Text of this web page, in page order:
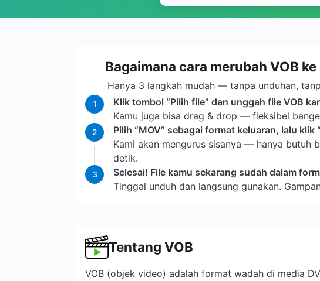
Bagaimana cara merubah VOB ke
Hanya 3 langkah mudah — tanpa unduhan,
1
Klik tombol “Pilih file” dan unggah file VOB
Kamu juga bisa drag & drop — fleksibel
2
Pilih “MOV” sebagai format keluaran, lalu klik
Kami akan mengurus sisanya — hanya butuh
detik.
3
Selesai! File kamu sekarang sudah dalam
Tinggal unduh dan langsung gunakan.
Tentang VOB
VOB (objek video) adalah format wadah di media